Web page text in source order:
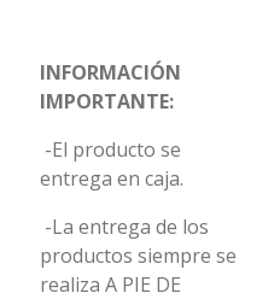
INFORMACIÓN
IMPORTANTE:
-El producto se
entrega en caja.
-La entrega de los
productos siempre se
realiza A PIE DE